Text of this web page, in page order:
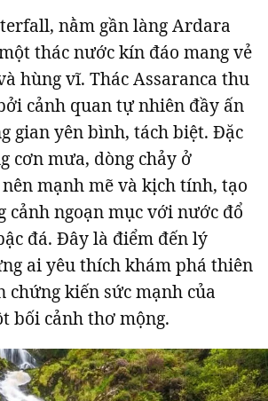
nằm gần làng Ardara
thác nước kín đáo mang vẻ
hùng vĩ. Thác Assaranca thu
cảnh quan tự nhiên đầy ấn
gian yên bình, tách biệt. Đặc
cơn mưa, dòng chảy ở
mạnh mẽ và kịch tính, tạo
cảnh ngoạn mục với nước đổ
đá. Đây là điểm đến lý
ai yêu thích khám phá thiên
chứng kiến sức mạnh của
bối cảnh thơ mộng.